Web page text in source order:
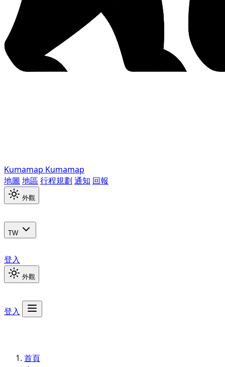
Kumamap Kumamap
地圖 地區 行程規劃 通知 回報
外觀
TW
登入
外觀
登入
首頁